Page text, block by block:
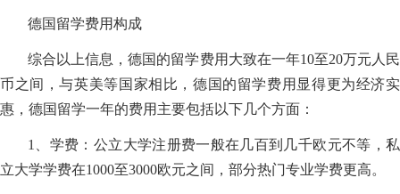
德国留学费用构成
综合以上信息，德国的留学费用大致在一年10至20万元人民
币之间，与英美等国家相比，德国的留学费用显得更为经济实
惠，德国留学一年的费用主要包括以下几个方面：
1、学费：公立大学注册费一般在几百到几千欧元不等，私
立大学学费在1000至3000欧元之间，部分热门专业学费更高。